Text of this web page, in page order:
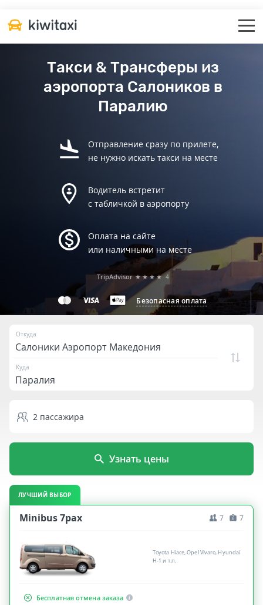
Такси & Трансферы из
аэропорта Салоников в
Паралию
Отправление сразу по прилете,
не нужно искать такси на месте
Водитель встретит
с табличкой в аэропорту
Оплата на сайте
или наличными на месте
Безопасная оплата
TripAdvisor ★★★★ 4
Откуда
Куда
2 пассажира
Узнать цены
ЛУЧШИЙ ВЫБОР
Minibus 7pax 7 7
Toyota Hiace, Opel Vivaro, Hyundai
H-1 и т.п.
Бесплатная отмена заказа